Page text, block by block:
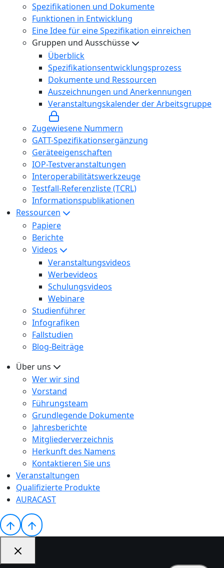
Spezifikationen und Dokumente
Funktionen in Entwicklung
Eine Idee für eine Spezifikation einreichen
Gruppen und Ausschüsse
Überblick
Spezifikationsentwicklungsprozess
Dokumente und Ressourcen
Auszeichnungen und Anerkennungen
Veranstaltungskalender der Arbeitsgruppe
Zugewiesene Nummern
GATT-Spezifikationsergänzung
Geräteeigenschaften
IOP-Testveranstaltungen
Interoperabilitätswerkzeuge
Testfall-Referenzliste (TCRL)
Informationspublikationen
Ressourcen
Papiere
Berichte
Videos
Veranstaltungsvideos
Werbevideos
Schulungsvideos
Webinare
Studienführer
Infografiken
Fallstudien
Blog-Beiträge
Über uns
Wer wir sind
Vorstand
Führungsteam
Grundlegende Dokumente
Jahresberichte
Mitgliederverzeichnis
Herkunft des Namens
Kontaktieren Sie uns
Veranstaltungen
Qualifizierte Produkte
AURACAST